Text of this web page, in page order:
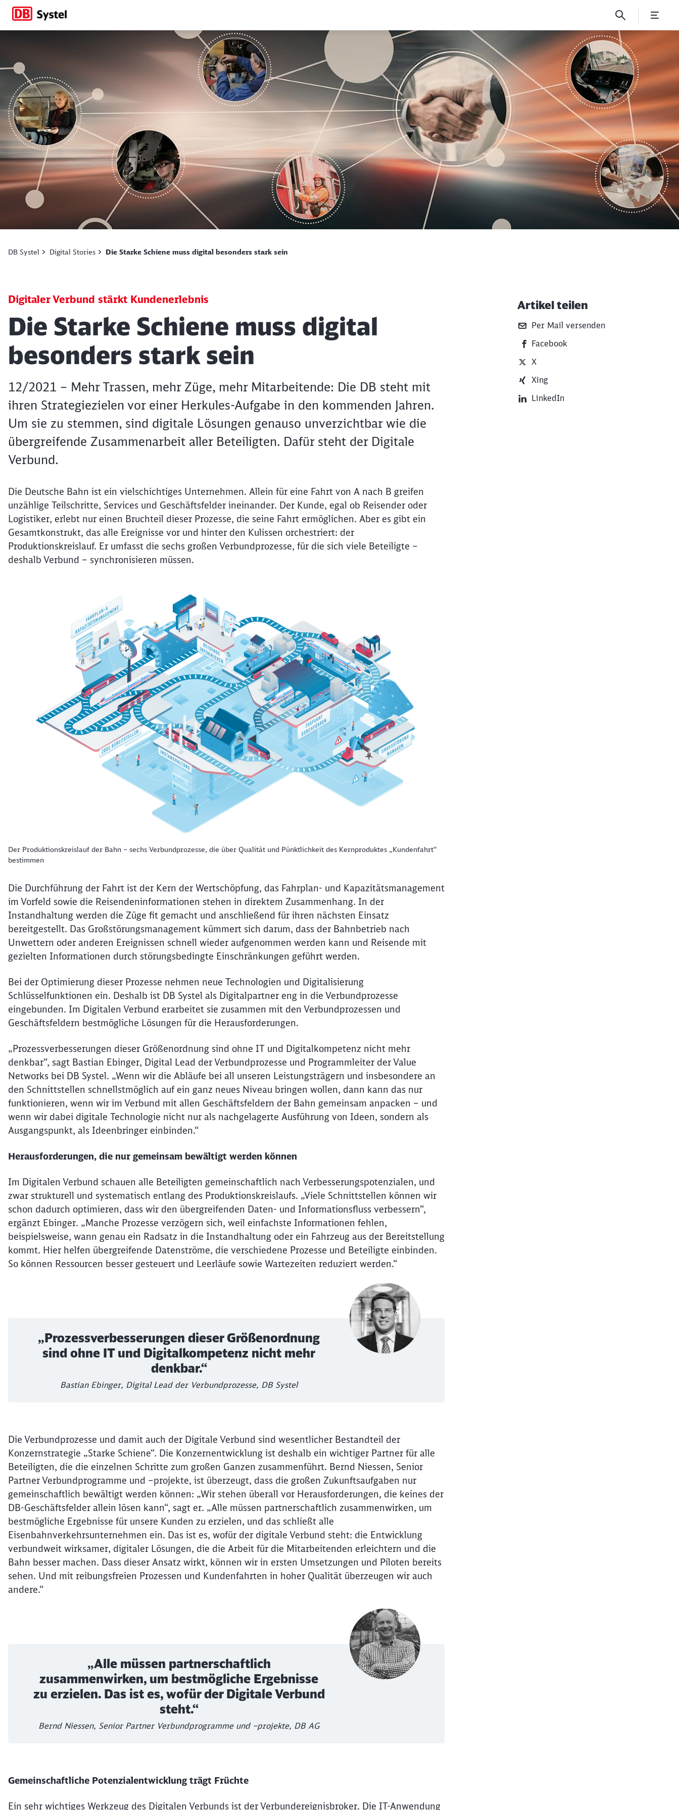
Die Starke Schiene muss digital besonders stark sein
DB Systel Digital Stories Die Starke Schiene muss digital besonders stark sein
Digitaler Verbund stärkt Kundenerlebnis
Artikel:
Die Starke Schiene muss digital
besonders stark sein
12/2021 – Mehr Trassen, mehr Züge, mehr Mitarbeitende: Die DB steht mit
ihren Strategiezielen vor einer Herkules-Aufgabe in den kommenden Jahren.
Um sie zu stemmen, sind digitale Lösungen genauso unverzichtbar wie die
übergreifende Zusammenarbeit aller Beteiligten. Dafür steht der Digitale
Verbund.
Die Deutsche Bahn ist ein vielschichtiges Unternehmen. Allein für eine Fahrt von A nach B greifen
unzählige Teilschritte, Services und Geschäftsfelder ineinander. Der Kunde, egal ob Reisender oder
Logistiker, erlebt nur einen Bruchteil dieser Prozesse, die seine Fahrt ermöglichen. Aber es gibt ein
Gesamtkonstrukt, das alle Ereignisse vor und hinter den Kulissen orchestriert: der
Produktionskreislauf. Er umfasst die sechs großen Verbundprozesse, für die sich viele Beteiligte –
deshalb Verbund – synchronisieren müssen.
Der Produktionskreislauf der Bahn – sechs Verbundprozesse, die über Qualität und Pünktlichkeit des Kernproduktes „Kundenfahrt“
bestimmen
Die Durchführung der Fahrt ist der Kern der Wertschöpfung, das Fahrplan- und Kapazitätsmanagement
im Vorfeld sowie die Reisendeninformationen stehen in direktem Zusammenhang. In der
Instandhaltung werden die Züge fit gemacht und anschließend für ihren nächsten Einsatz
bereitgestellt. Das Großstörungsmanagement kümmert sich darum, dass der Bahnbetrieb nach
Unwettern oder anderen Ereignissen schnell wieder aufgenommen werden kann und Reisende mit
gezielten Informationen durch störungsbedingte Einschränkungen geführt werden.
Bei der Optimierung dieser Prozesse nehmen neue Technologien und Digitalisierung
Schlüsselfunktionen ein. Deshalb ist DB Systel als Digitalpartner eng in die Verbundprozesse
eingebunden. Im Digitalen Verbund erarbeitet sie zusammen mit den Verbundprozessen und
Geschäftsfeldern bestmögliche Lösungen für die Herausforderungen.
„Prozessverbesserungen dieser Größenordnung sind ohne IT und Digitalkompetenz nicht mehr
denkbar“, sagt Bastian Ebinger, Digital Lead der Verbundprozesse und Programmleiter der Value
Networks bei DB Systel. „Wenn wir die Abläufe bei all unseren Leistungsträgern und insbesondere an
den Schnittstellen schnellstmöglich auf ein ganz neues Niveau bringen wollen, dann kann das nur
funktionieren, wenn wir im Verbund mit allen Geschäftsfeldern der Bahn gemeinsam anpacken – und
wenn wir dabei digitale Technologie nicht nur als nachgelagerte Ausführung von Ideen, sondern als
Ausgangspunkt, als Ideenbringer einbinden.“
Herausforderungen, die nur gemeinsam bewältigt werden können
Im Digitalen Verbund schauen alle Beteiligten gemeinschaftlich nach Verbesserungspotenzialen, und
zwar strukturell und systematisch entlang des Produktionskreislaufs. „Viele Schnittstellen können wir
schon dadurch optimieren, dass wir den übergreifenden Daten- und Informationsfluss verbessern“,
ergänzt Ebinger. „Manche Prozesse verzögern sich, weil einfachste Informationen fehlen,
beispielsweise, wann genau ein Radsatz in die Instandhaltung oder ein Fahrzeug aus der Bereitstellung
kommt. Hier helfen übergreifende Datenströme, die verschiedene Prozesse und Beteiligte einbinden.
So können Ressourcen besser gesteuert und Leerläufe sowie Wartezeiten reduziert werden.“
„Prozessverbesserungen dieser Größenordnung
sind ohne IT und Digitalkompetenz nicht mehr
denkbar.“
Bastian Ebinger, Digital Lead der Verbundprozesse, DB Systel
Die Verbundprozesse und damit auch der Digitale Verbund sind wesentlicher Bestandteil der
Konzernstrategie „Starke Schiene“. Die Konzernentwicklung ist deshalb ein wichtiger Partner für alle
Beteiligten, die die einzelnen Schritte zum großen Ganzen zusammenführt. Bernd Niessen, Senior
Partner Verbundprogramme und –projekte, ist überzeugt, dass die großen Zukunftsaufgaben nur
gemeinschaftlich bewältigt werden können: „Wir stehen überall vor Herausforderungen, die keines der
DB-Geschäftsfelder allein lösen kann“, sagt er. „Alle müssen partnerschaftlich zusammenwirken, um
bestmögliche Ergebnisse für unsere Kunden zu erzielen, und das schließt alle
Eisenbahnverkehrsunternehmen ein. Das ist es, wofür der digitale Verbund steht: die Entwicklung
verbundweit wirksamer, digitaler Lösungen, die die Arbeit für die Mitarbeitenden erleichtern und die
Bahn besser machen. Dass dieser Ansatz wirkt, können wir in ersten Umsetzungen und Piloten bereits
sehen. Und mit reibungsfreien Prozessen und Kundenfahrten in hoher Qualität überzeugen wir auch
andere.“
„Alle müssen partnerschaftlich
zusammenwirken, um bestmögliche Ergebnisse
zu erzielen. Das ist es, wofür der Digitale Verbund
steht.“
Bernd Niessen, Senior Partner Verbundprogramme und –projekte, DB AG
Gemeinschaftliche Potenzialentwicklung trägt Früchte
Ein sehr wichtiges Werkzeug des Digitalen Verbunds ist der Verbundereignisbroker. Die IT-Anwendung
Weiterführende
Artikel teilen
Per Mail versenden
Facebook
X
Xing
LinkedIn
Möchten Sie zuweitergeleitet werden?
Abbrechen